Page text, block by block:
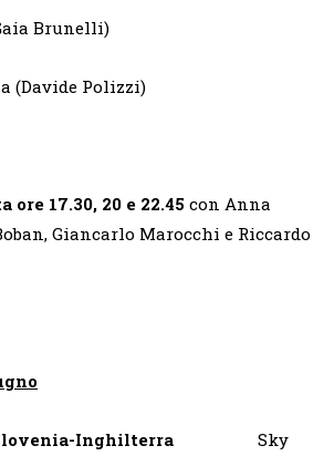
Brunelli)
(Davide Polizzi)
ore 17.30, 20 e 22.45 con Anna
Giancarlo Marocchi e Riccardo
Inghilterra
Sky